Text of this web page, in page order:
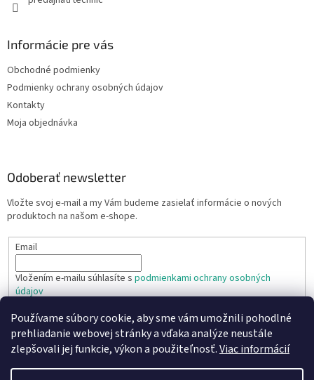
Používame súbory cookie, aby sme vám umožnili pohodlné
prehliadanie webovej stránky a vďaka analýze neustále
zlepšovali jej funkcie, výkon a použiteľnosť.Viac informácií
Informácie pre vás
Obchodné podmienky
Podmienky ochrany osobných údajov
Kontakty
Moja objednávka
Odoberať newsletter
Vložte svoj e-mail a my Vám budeme zasielať informácie o nových
produktoch na našom e-shope.
Email
Vložením e-mailu súhlasíte s podmienkami ochrany osobných
údajov
PRIHLÁSIŤ SA